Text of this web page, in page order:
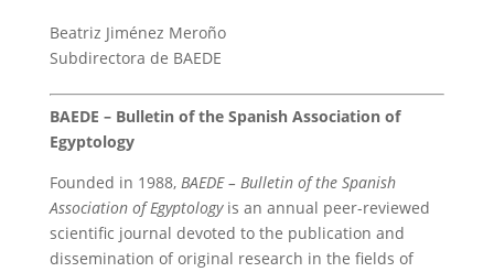
Beatriz Jiménez Meroño
Subdirectora de BAEDE
BAEDE – Bulletin of the Spanish Association of
Egyptology
Founded in 1988, BAEDE – Bulletin of the Spanish
Association of Egyptologyis an annual peer-reviewed
scientific journal devoted to the publication and
dissemination of original research in the fields of